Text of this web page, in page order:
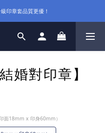
印章套品質更優！
婚對印章】
面18mm x 印身60mm）